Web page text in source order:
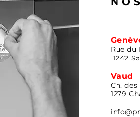
Rue du
1242
Vaud
Ch. des
1279